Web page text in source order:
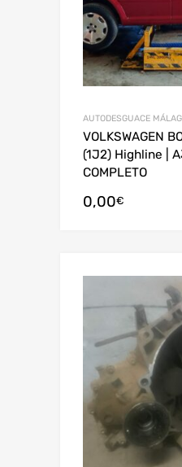
AUTODESGUACE
VOLKSWAGEN
(1J2) Highline |
COMPLETO
0,00€